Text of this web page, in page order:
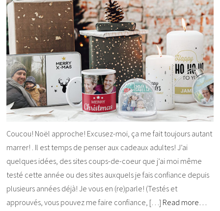
Coucou! Noël approche! Excusez-moi, ça me fait toujours autant
marrer! . Il est temps de penser aux cadeaux adultes! J’ai
quelques idées, des sites coups-de-coeur que j’ai moi même
testé cette année ou des sites auxquels je fais confiance depuis
plusieurs années déjà! Je vous en (re)parle! (Testés et
approuvés, vous pouvez me faire confiance, […] Read more…